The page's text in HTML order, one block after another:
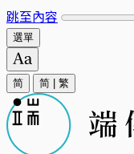
跳至內容
選單
简 简 繁